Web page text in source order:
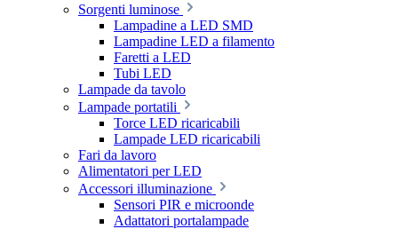
Sorgenti luminose
Lampadine a LED SMD
Lampadine LED a filamento
Faretti a LED
Tubi LED
Lampade da tavolo
Lampade portatili
Torce LED ricaricabili
Lampade LED ricaricabili
Fari da lavoro
Alimentatori per LED
Accessori illuminazione
Sensori PIR e microonde
Adattatori portalampade